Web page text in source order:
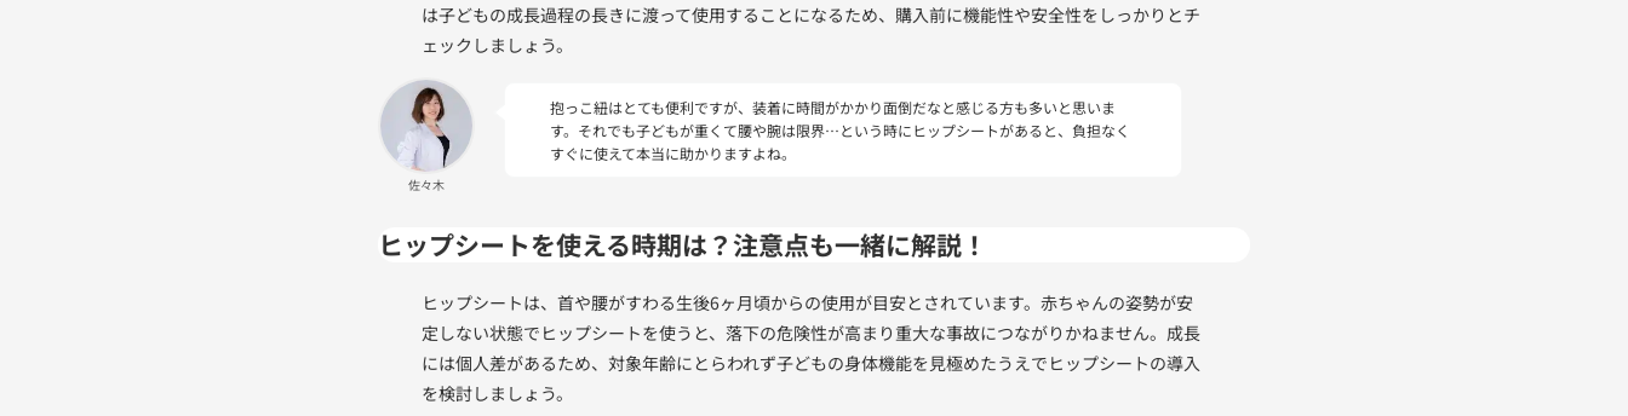
は子どもの成長過程の長きに渡って使用することになるため、購入前に機能性や安全性をしっかりとチ
ェックしましょう。
佐々木
抱っこ紐はとても便利ですが、装着に時間がかかり面倒だなと感じる方も多いと思いま
す。それでも子どもが重くて腰や腕は限界⋯という時にヒップシートがあると、負担なく
すぐに使えて本当に助かりますよね。
ヒップシートを使える時期は？注意点も一緒に解説！
ヒップシートは、首や腰がすわる生後6ヶ月頃からの使用が目安とされています。赤ちゃんの姿勢が安
定しない状態でヒップシートを使うと、落下の危険性が高まり重大な事故につながりかねません。成長
には個人差があるため、対象年齢にとらわれず子どもの身体機能を見極めたうえでヒップシートの導入
を検討しましょう。